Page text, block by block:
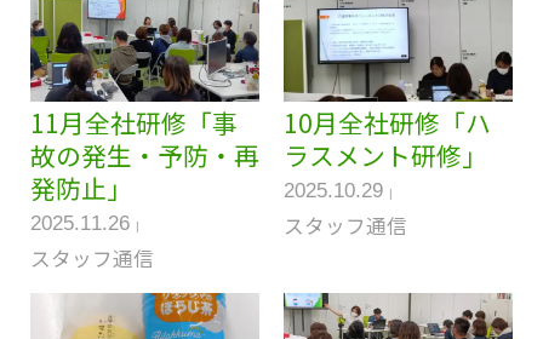
11月全社研修「事
故の発生・予防・再
発防止」
2025.11.26
スタッフ通信
10月全社研修「ハ
ラスメント研修」
2025.10.29
スタッフ通信